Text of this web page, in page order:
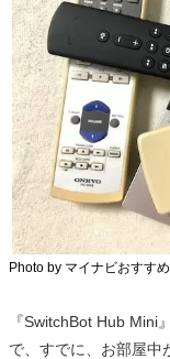
Photo by マイナビおすす
『SwitchBot Hub Mini
で、すでに、お部屋中